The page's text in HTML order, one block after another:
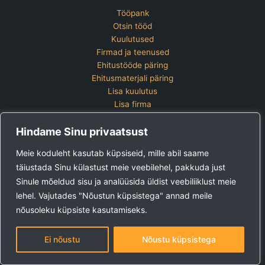
Hindame Sinu privaatsust
Meie koduleht kasutab küpsiseid, mille abil saame
täiustada Sinu külastust meie veebilehel, pakkuda just
Sinule mõeldud sisu ja analüüsida üldist veebiliiklust meie
lehel. Vajutades "Nõustun küpsistega" annad meile
nõusoleku küpsiste kasutamiseks.
Ei nõustu Nõustu küpsistega
Tööpank
Otsin tööd
Kuulutused
Firmad ja teenused
Ehitustööde päring
Ehitusmaterjali päring
Lisa kuulutus
Lisa firma
Kontakt
Lisa kuulutus
Vaata ettevõtete pakette
Ehitus24 OÜ
Tel:+372 5123 867 (E-R 9-15)
E-post: kuulutused@ehitus24.ee
Copyright © 2026 Ehitus24